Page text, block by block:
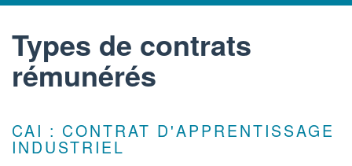
Types de contrats
rémunérés
CAI : CONTRAT D'APPRENTISSAGE
INDUSTRIEL